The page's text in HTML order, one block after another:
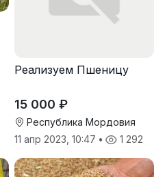
Реализуем Пшеницу
15 000 ₽
Республика Мордовия
11 апр 2023, 10:47 • 1 292